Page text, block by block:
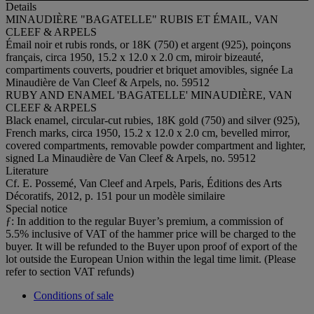
Details
MINAUDIÈRE "BAGATELLE" RUBIS ET ÉMAIL, VAN
CLEEF & ARPELS
Émail noir et rubis ronds, or 18K (750) et argent (925), poinçons
français, circa 1950, 15.2 x 12.0 x 2.0 cm, miroir bizeauté,
compartiments couverts, poudrier et briquet amovibles, signée La
Minaudière de Van Cleef & Arpels, no. 59512
RUBY AND ENAMEL 'BAGATELLE' MINAUDIÈRE, VAN
CLEEF & ARPELS
Black enamel, circular-cut rubies, 18K gold (750) and silver (925),
French marks, circa 1950, 15.2 x 12.0 x 2.0 cm, bevelled mirror,
covered compartments, removable powder compartment and lighter,
signed La Minaudière de Van Cleef & Arpels, no. 59512
Literature
Cf. E. Possemé, Van Cleef and Arpels, Paris, Éditions des Arts
Décoratifs, 2012, p. 151 pour un modèle similaire
Special notice
ƒ: In addition to the regular Buyer’s premium, a commission of
5.5% inclusive of VAT of the hammer price will be charged to the
buyer. It will be refunded to the Buyer upon proof of export of the
lot outside the European Union within the legal time limit. (Please
refer to section VAT refunds)
Conditions of sale